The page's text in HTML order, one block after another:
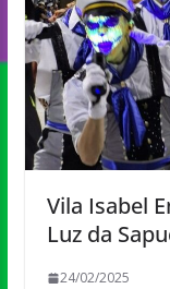
Vila Isabel
Luz da
24/02/2025